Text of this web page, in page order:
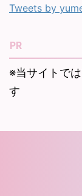
Tweets by
PR
※当サイトで
す